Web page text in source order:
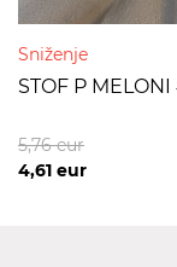
Sniženje
STOF P
4,61 eur
5,76eur